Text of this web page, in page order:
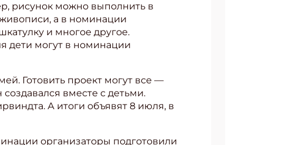
рисунок можно выполнить в
а в номинации
и многое другое.
дети могут в номинации
Готовить проект могут все —
вместе с детьми.
А итоги объявят 8 июля, в
организаторы подготовили